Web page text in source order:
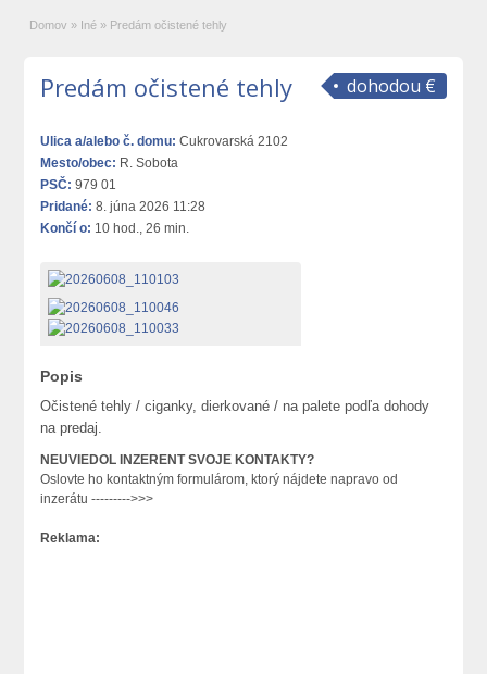
Domov » Iné » Predám očistené tehly
dohodou €
Predám očistené tehly
Ulica a/alebo č. domu: Cukrovarská 2102
Mesto/obec: R. Sobota
PSČ: 979 01
Pridané: 8. júna 2026 11:28
Končí o: 10 hod., 26 min.
Popis
Očistené tehly / ciganky, dierkované / na palete podľa dohody
na predaj.
NEUVIEDOL INZERENT SVOJE KONTAKTY?
Oslovte ho kontaktným formulárom, ktorý nájdete napravo od
inzerátu --------->>>
Reklama: